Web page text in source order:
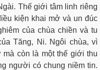
Thế giới tâm linh riêng
kiện khai mở và un đúc
của chùa chiền và tu
Tăng, Ni. Ngôi chùa, vì
còn là một thế giới thu
người có chung niềm tin.